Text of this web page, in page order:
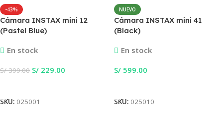
-43%
Cámara INSTAX mini 12
(Pastel Blue)
En stock
S/399.00 S/ 229.00
SKU: 025001
NUEVO
Cámara INSTAX mini 41
(Black)
En stock
S/ 599.00
SKU: 025010